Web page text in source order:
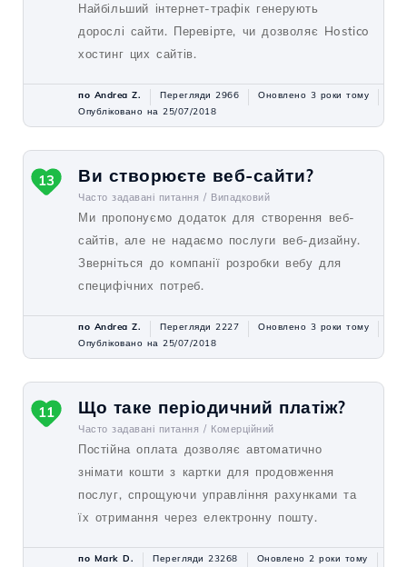
Найбільший інтернет-трафік генерують
дорослі сайти. Перевірте, чи дозволяє Hostico
хостинг цих сайтів.
по Andrea Z. Перегляди 2966
Оновлено 3 роки тому
Опубліковано на 25/07/2018
Ви створюєте веб-сайти?
Часто задавані питання / Випадковий
Ми пропонуємо додаток для створення веб-
сайтів, але не надаємо послуги веб-дизайну.
Зверніться до компанії розробки вебу для
специфічних потреб.
13
по Andrea Z. Перегляди 2227
Оновлено 3 роки тому
Опубліковано на 25/07/2018
Що таке періодичний платіж?
Часто задавані питання / Комерційний
Постійна оплата дозволяє автоматично
знімати кошти з картки для продовження
послуг, спрощуючи управління рахунками та
їх отримання через електронну пошту.
11
по Mark D. Перегляди 23268
Оновлено 2 роки тому